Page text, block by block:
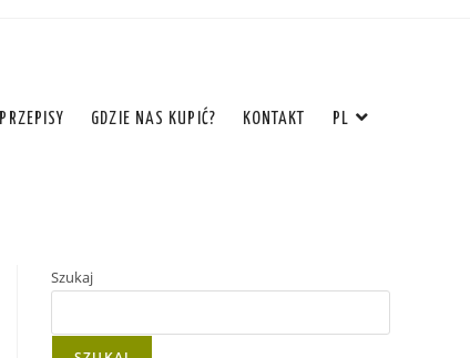
PRZEPISY GDZIE NAS KUPIĆ? KONTAKT PL
Szukaj